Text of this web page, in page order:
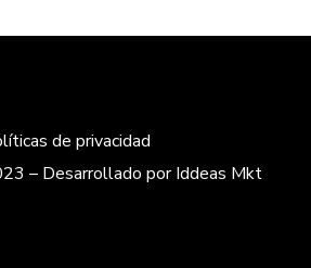
de privacidad
– Desarrollado por Iddeas Mkt